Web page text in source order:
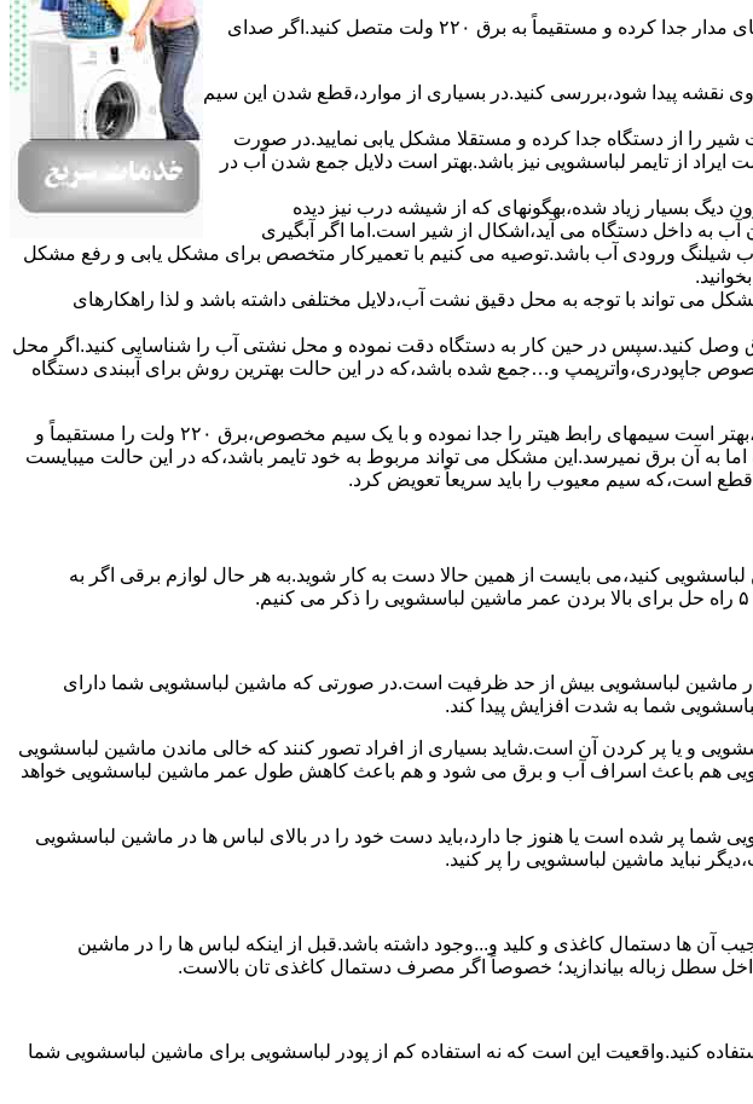
۲٫ ﻣﻮﺗﻮر ﺗﺎﯾﻤﺮ لباسشویی ﺳﻮﺧﺘﻪ اﺳﺖ.نحوه رﻓﻊ:سیمهای ﺑﻮﺑﯿﻦ ﻣﻮﺗﻮر ﺗﺎﯾﻤﺮ ماشین لباسشویی را از ﺳﺎﯾﺮ قسمتهای ﻣﺪار ﺟﺪا کرده و مستقیماً ﺑﻪ برق ۲۲۰ وﻟﺖ ﻣﺘﺼﻞ کنید.اﮔﺮ ﺻﺪای
ﻧﻘﺸﻪ ﭘﯿﺪا ﺷﻮد،بررسی ﮐﻨﯿﺪ.در ﺑﺴﯿﺎری از موارد،ﻗﻄﻊ ﺷﺪن اﯾﻦ ﺳﯿﻢ
ﺷﯿﺮ را از دستگاه جدا کرده و مستقلا مشکل یابی نمایید.در صورت
از تایمر لباسشویی نیز باشد.بهتر است دلایل جمع شدن آب در
دﯾﮓ ﺑﺴﯿﺎر زﯾﺎد ﺷﺪه،بهگونهای ﮐﻪ از ﺷﯿﺸﻪ درب ﻧﯿﺰ دﯾﺪه
به داخل دستگاه می آید،اشکال از شیر است.اما اگر آبگیری
شیلنگ ورودی آب باشد.توصیه می کنیم با تعمیرکار متخصص برای مشکل یابی و رفع مشکل
می تواند با توجه به محل دقیق نشت آب،دلایل مختلفی داشته باشد و لذا راهکارهای
وصل ﮐﻨﯿﺪ.سپس در حین کار به دستگاه دقت نموده و ﻣﺤﻞ نشتی آب را ﺷﻨﺎﺳﺎﯾﯽ کنید.اﮔﺮ ﻣﺤﻞ
ﺟﺎﭘﻮدری،واترپمپ و…جمع شده ﺑﺎﺷﺪ،ﮐﻪ در این حالت بهترین روش برای آببندی دستگاه
مشکل ۷:ﻫﯿﺘﺮ لباسشویی آب را ﮔﺮم نمیکند.نحوه رﻓﻊ:ﻫﻤﺎﻧﻨﺪ ﮔﺬﺷﺘﻪ بهمنظور اﻓﺰاﯾﺶ ﺳﺮﻋﺖ ﻋﻤﻞ در مشکلیابی،بهتر است سیمهای راﺑﻂ ﻫﯿﺘﺮ را ﺟﺪا ﻧﻤﻮده و ﺑﺎ ﯾﮏ ﺳﯿﻢ ﻣﺨﺼﻮص،برق ۲۲۰ ولت را مستقیماً و
اما ﺑﻪ آن ﺑﺮق نمیرسد.اﯾﻦ ﻣﺸﮑﻞ می تواند مربوط به ﺧﻮد ﺗﺎﯾﻤﺮ باشد،ﮐﻪ در این حالت میبایست
اﺳﺖ،ﮐﻪ ﺳﯿﻢ ﻣﻌﯿﻮب را ﺑﺎﯾﺪ سریعاً ﺗﻌﻮﯾﺾ کرد.
کنید،می بایست از همین حالا دست به کار شوید.به هر حال لوازم برقی اگر به
در ماشین لباسشویی بیش از حد ظرفیت است.در صورتی که ماشین لباسشویی شما دارای
یا پر کردن آن است.شاید بسیاری از افراد تصور کنند که خالی ماندن ماشین لباسشویی
هم باعث اسراف آب و برق می شود و هم باعث کاهش طول عمر ماشین لباسشویی خواهد
پر شده است یا هنوز جا دارد،باید دست خود را در بالای لباس ها در ماشین لباسشویی
ها دستمال کاغذی و کلید و...وجود داشته باشد.قبل از اینکه لباس ها را در ماشین
سطل زباله بیاندازید؛ خصوصاً اگر مصرف دستمال کاغذی تان بالاست.
کنید.واقعیت این است که نه استفاده کم از پودر لباسشویی برای ماشین لباسشویی شما